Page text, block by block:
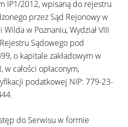
IP1/2012, wpisaną do rejestru
przez Sąd Rejonowy w
w Poznaniu, Wydział VIII
Sądowego pod
o kapitale zakładowym w
całości opłaconym,
podatkowej NIP: 779-23-
do Serwisu w formie